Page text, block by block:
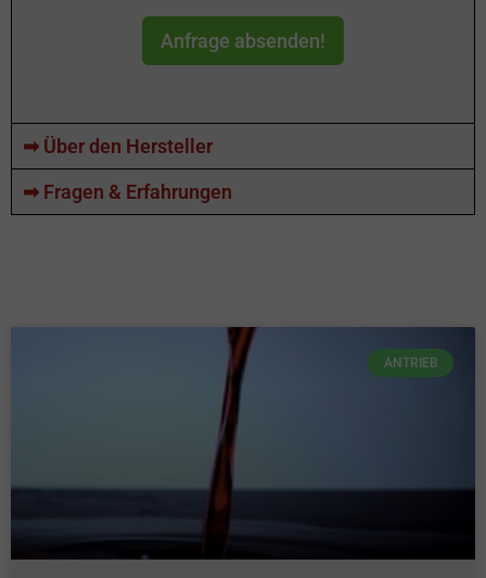
Anfrage absenden!
➡ Über den Hersteller
➡ Fragen & Erfahrungen
ANTRIEB